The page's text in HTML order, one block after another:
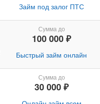
Займ под залог ПТС
Сумма до
100 000 ₽
Быстрый займ онлайн
Сумма до
30 000 ₽